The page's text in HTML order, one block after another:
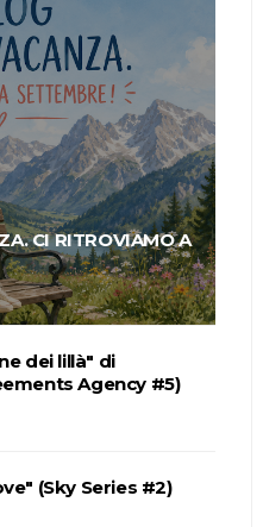
CI RITROVIAMO A
dei lillà" di
Agency #5)
(Sky Series #2)